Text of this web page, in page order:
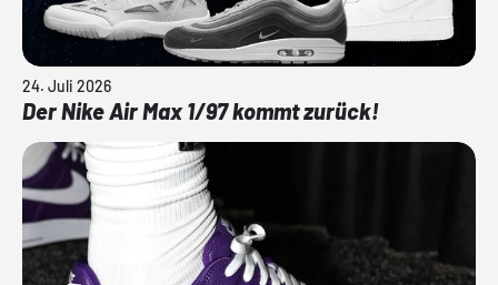
24. Juli 2026
Der Nike Air Max 1/97 kommt zurück!